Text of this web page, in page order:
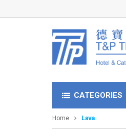
CATEGORIES
Home Lava